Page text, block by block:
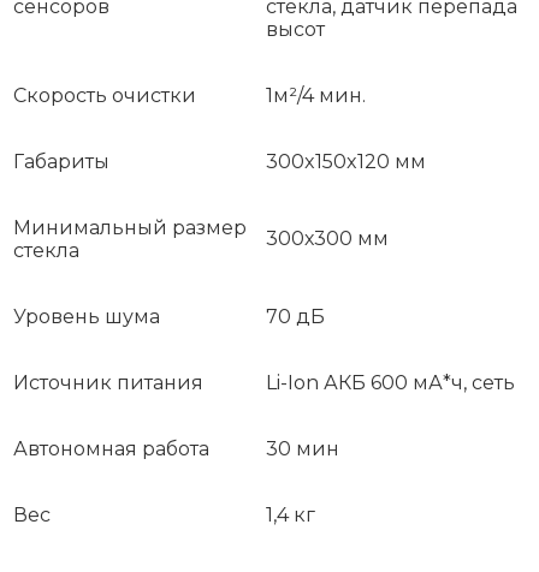
сенсоров
стекла, датчик перепада
высот
Скорость очистки 1м²/4 мин.
Габариты 300x150x120 мм
Минимальный размер
стекла
300х300 мм
Уровень шума 70 дБ
Источник питания Li-Ion АКБ 600 мА*ч, сеть
Автономная работа 30 мин
Вес 1,4 кг